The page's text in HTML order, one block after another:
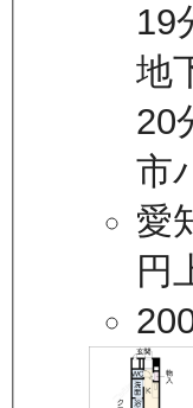
19
地
20
市
愛
円